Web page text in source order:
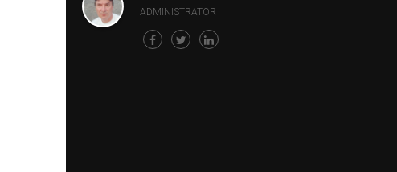
ADMINISTRATOR